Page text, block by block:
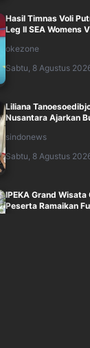
Hasil Timnas Voli
Leg II SEA Womens
okezone
Sabtu, 8 Agustus
Liliana
Nusantara Ajarkan
sindonews
Sabtu, 8 Agustus
IPEKA Grand Wisata
Peserta Ramaikan